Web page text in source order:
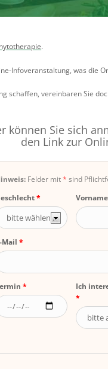
.
Infoveranstaltung, was die
schaffen, vereinbaren Sie
können Sie sich
den Link zur
Felder mit* sind
Vorname
Mail
Ich